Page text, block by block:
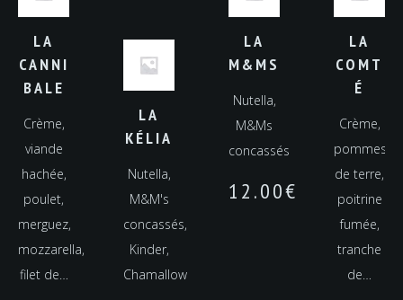
LA
CANNI
BALE
Crème,
viande
hachée,
poulet,
merguez,
mozzarella,
filet de…
LA
COMT
É
Crème,
pommes
de terre,
poitrine
fumée,
tranche
de…
LA
KÉLIA
Nutella,
M&M's
concassés,
Kinder,
Chamallow
LA
M&MS
Nutella,
M&Ms
concassés
12.00€